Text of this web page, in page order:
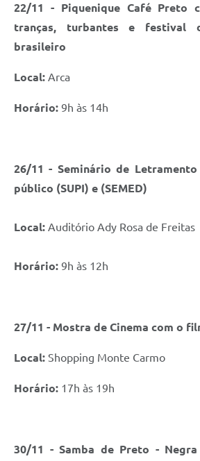
22/11 - Piquenique Café Preto
tranças, turbantes e festival
brasileiro
Local: Arca
Horário: 9h às 14h
26/11 - Seminário de
público (SUPI) e (SEMED)
Local: Auditório Ady Rosa de Freitas
Horário: 9h às 12h
27/11 - Mostra de Cinema com o
Local: Shopping Monte Carmo
Horário: 17h às 19h
30/11 - Samba de Preto - Negra